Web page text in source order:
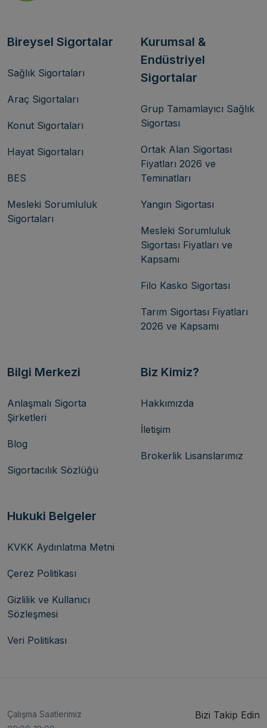
Bireysel Sigortalar
Sağlık Sigortaları
Araç Sigortaları
Konut Sigortaları
Hayat Sigortaları
BES
Mesleki Sorumluluk
Sigortaları
Kurumsal &
Endüstriyel
Sigortalar
Grup Tamamlayıcı Sağlık
Sigortası
Ortak Alan Sigortası
Fiyatları 2026 ve
Teminatları
Yangın Sigortası
Mesleki Sorumluluk
Sigortası Fiyatları ve
Kapsamı
Filo Kasko Sigortası
Tarım Sigortası Fiyatları
2026 ve Kapsamı
Bilgi Merkezi
Anlaşmalı Sigorta
Şirketleri
Blog
Sigortacılık Sözlüğü
Biz Kimiz?
Hakkımızda
İletişim
Brokerlik Lisanslarımız
Hukuki Belgeler
KVKK Aydınlatma Metni
Çerez Politikası
Gizlilik ve Kullanıcı
Sözleşmesi
Veri Politikası
Çalışma Saatlerimiz
Bizi Takip Edin